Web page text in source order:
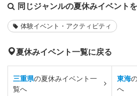
同じジャンルの夏休みイベント
体験イベント・アクティビティ
夏休みイベント一覧に戻る
三重県の夏休みイベント一
覧へ
東海
へ